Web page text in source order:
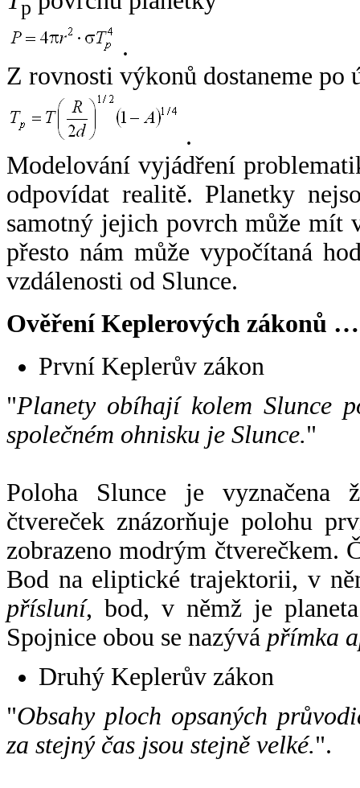
p
.
Z rovnosti výkonů dostaneme po
.
Modelování vyjádření
odpovídat realitě. Planetky
samotný jejich povrch může mít
přesto nám může vypočítaná
vzdálenosti od Slunce.
Ověření Keplerových zákonů …
První Keplerův zákon
"Planety obíhají kolem Slunce
společném ohnisku je Slunce."
Poloha Slunce je vyznačena
čtvereček znázorňuje polohu
zobrazeno modrým čtverečkem.
Bod na eliptické trajektorii, v
přísluní, bod, v němž je
Spojnice obou se nazývá přímka
Druhý Keplerův zákon
"Obsahy ploch opsaných
za stejný čas jsou stejně velké.".